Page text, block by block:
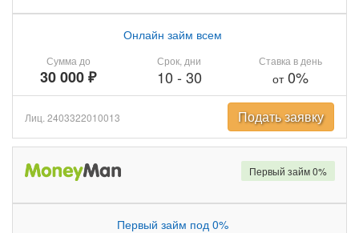
Сумма до
30 000 ₽
Онлайн займ всем
Срок, дни
10 - 30
Ставка в день
от0%
Лиц. 2403322010013 Подать заявку
Первый займ под 0%
Первый займ 0%